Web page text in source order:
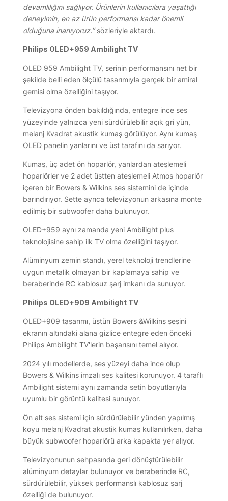
devamlılığını sağlıyor. Ürünlerin kullanıcılara yaşattığı
deneyimin, en az ürün performansı kadar önemli
olduğuna inanıyoruz.’’sözleriyle aktardı.
Philips OLED+959 Ambilight TV
OLED 959 Ambilight TV, serinin performansını net bir
şekilde belli eden ölçülü tasarımıyla gerçek bir amiral
gemisi olma özelliğini taşıyor.
Televizyona önden bakıldığında, entegre ince ses
yüzeyinde yalnızca yeni sürdürülebilir açık gri yün,
melanj Kvadrat akustik kumaş görülüyor. Aynı kumaş
OLED panelin yanlarını ve üst tarafını da sarıyor.
Kumaş, üç adet ön hoparlör, yanlardan ateşlemeli
hoparlörler ve 2 adet üstten ateşlemeli Atmos hoparlör
içeren bir Bowers & Wilkins ses sistemini de içinde
barındırıyor. Sette ayrıca televizyonun arkasına monte
edilmiş bir subwoofer daha bulunuyor.
OLED+959 aynı zamanda yeni Ambilight plus
teknolojisine sahip ilk TV olma özelliğini taşıyor.
Alüminyum zemin standı, yerel teknoloji trendlerine
uygun metalik olmayan bir kaplamaya sahip ve
beraberinde RC kablosuz şarj imkanı da sunuyor.
Philips OLED+909 Ambilight TV
OLED+909 tasarımı, üstün Bowers &Wilkins sesini
ekranın altındaki alana gizlice entegre eden önceki
Philips Ambilight TV'lerin başarısını temel alıyor.
2024 yılı modellerde, ses yüzeyi daha ince olup
Bowers & Wilkins imzalı ses kalitesi korunuyor. 4 taraflı
Ambilight sistemi aynı zamanda setin boyutlarıyla
uyumlu bir görüntü kalitesi sunuyor.
Ön alt ses sistemi için sürdürülebilir yünden yapılmış
koyu melanj Kvadrat akustik kumaş kullanılırken, daha
büyük subwoofer hoparlörü arka kapakta yer alıyor.
Televizyonunun sehpasında geri dönüştürülebilir
alüminyum detaylar bulunuyor ve beraberinde RC,
sürdürülebilir, yüksek performanslı kablosuz şarj
özelliği de bulunuyor.